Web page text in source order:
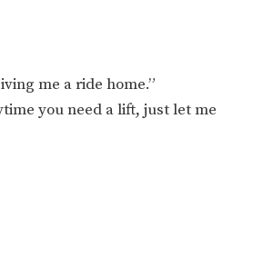
me a ride home.”
you need a lift, just let me